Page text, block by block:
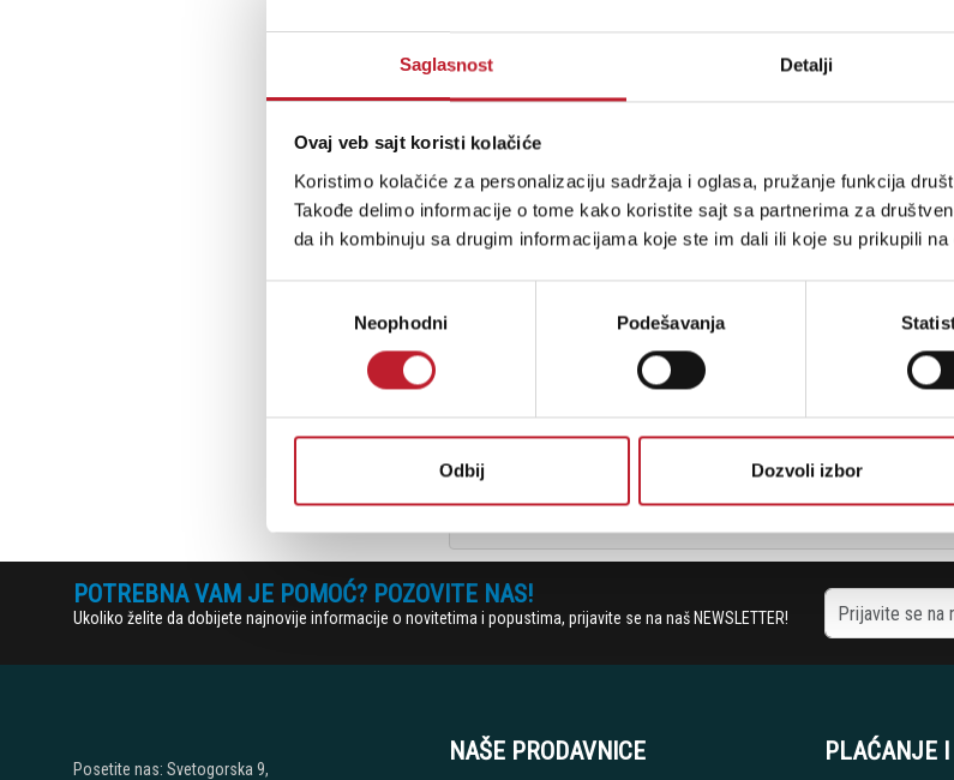
Saglasnost Detalji
Ovaj veb sajt koristi kolačiće
Koristimo kolačiće za personalizaciju sadržaja i oglasa, pružanje funkcija
Takođe delimo informacije o tome kako koristite sajt sa partnerima za
da ih kombinuju sa drugim informacijama koje ste im dali ili koje su prikupili
сагласностиNeophodni Podešavanja
Odbij Dozvoli izbor
Ukupno: 6
POTREBNA VAM JE POMOĆ? POZOVITE NAS!
Ukoliko želite da dobijete najnovije informacije o novitetima i popustima, prijavite se na naš NEWSLETTER!
Posetite nas: Svetogorska 9,
NAŠE PRODAVNICE PLAĆANJE I